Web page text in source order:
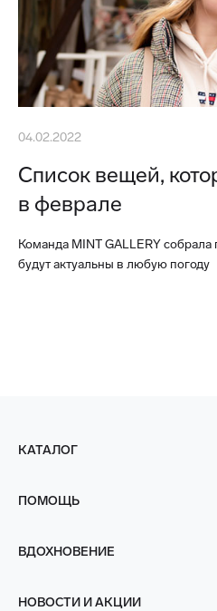
04.02.2022
Список вещей,
в феврале
Команда MINT GALLERY
будут актуальны в любую погоду
КАТАЛОГ
ПОМОЩЬ
ВДОХНОВЕНИЕ
НОВОСТИ И АКЦИИ